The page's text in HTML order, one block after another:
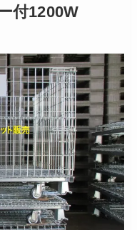
付1200W